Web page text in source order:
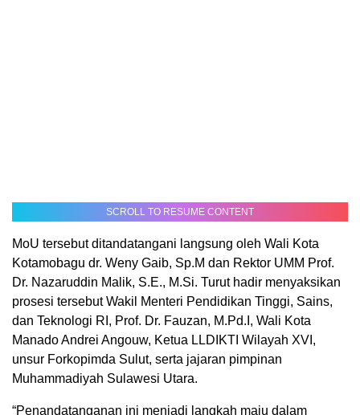
SCROLL TO RESUME CONTENT
MoU tersebut ditandatangani langsung oleh Wali Kota
Kotamobagu dr. Weny Gaib, Sp.M dan Rektor UMM Prof.
Dr. Nazaruddin Malik, S.E., M.Si. Turut hadir menyaksikan
prosesi tersebut Wakil Menteri Pendidikan Tinggi, Sains,
dan Teknologi RI, Prof. Dr. Fauzan, M.Pd.I, Wali Kota
Manado Andrei Angouw, Ketua LLDIKTI Wilayah XVI,
unsur Forkopimda Sulut, serta jajaran pimpinan
Muhammadiyah Sulawesi Utara.
“Penandatanganan ini menjadi langkah maju dalam